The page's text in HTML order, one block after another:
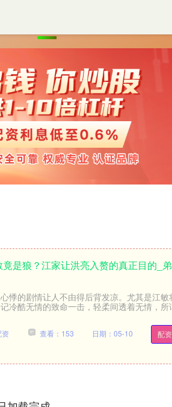
是狼？江家让洪亮入赘的真正目的_弟
悸的剧情让人不由得后背发凉。尤其是江敏
冷酷无情的致命一击，轻柔间透着无情，所
配
查看：153 日期：05-10